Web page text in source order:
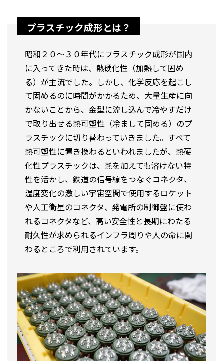
プラスチック成形とは？
昭和２０〜３０年代にプラスチック成形が国内
に入ってきた時は、熱硬化性（加熱して固め
る）が主流でした。しかし、化学反応を起こし
て固めるのに時間がかかるため、大量生産に向
かないことから、金型に流し込んで冷やすだけ
で取り出せる熱可塑性（冷まして固める）のプ
ラスチックに切り替わっていきました。すべて
熱可塑性に置き換わるといわれましたが、熱硬
化性プラスチックは、熱を加えても溶けない特
性を活かし、鉄道の信号線をつなぐコネクタ、
温度変化の激しい宇宙空間で使用するロケット
や人工衛星のコネクタ、発電所の制御盤に使わ
れるコネクタなど、高い安全性と長期にわたる
耐久性が求められるインフラ周りや人の命に関
わるところで利用されています。